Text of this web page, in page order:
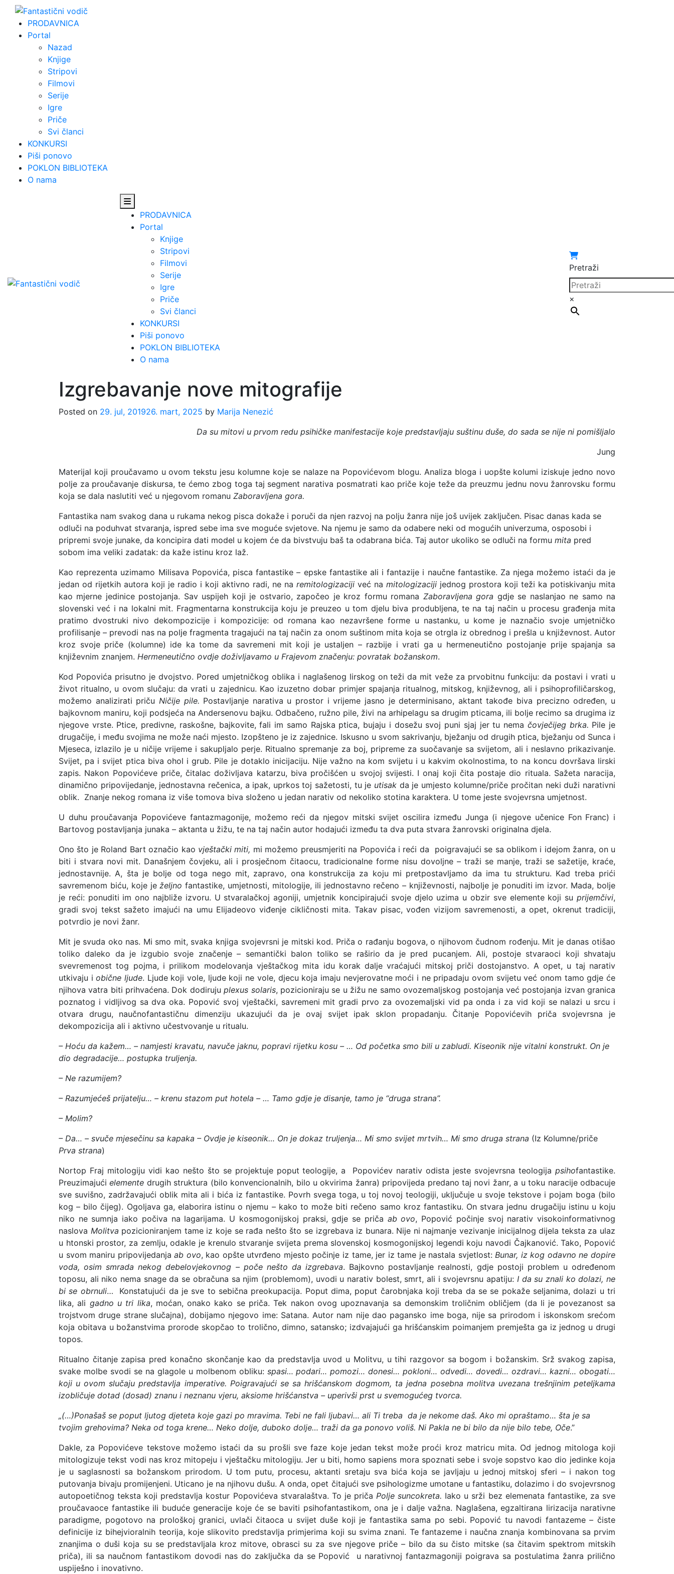
Skip
content
PRODAVNICA
Portal
Nazad
Knjige
Stripovi
Filmovi
Serije
Igre
Priče
Svi članci
KONKURSI
Piši ponovo
POKLON BIBLIOTEKA
O nama
PRODAVNICA
Portal
Knjige
Stripovi
Filmovi
Serije
Igre
Priče
Svi članci
KONKURSI
Piši ponovo
POKLON BIBLIOTEKA
O nama
Pretraži
×
Izgrebavanje nove mitografije
Posted on 29. jul, 201926. mart, 2025 by Marija Nenezić
Da su mitovi u prvom redu psihičke manifestacije koje predstavljaju suštinu duše, do sada se nije ni pomišljalo
Jung
Materijal koji proučavamo u ovom tekstu jesu kolumne koje se nalaze na Popovićevom blogu. Analiza bloga i uopšte kolumi iziskuje jedno novo
polje za proučavanje diskursa, te ćemo zbog toga taj segment narativa posmatrati kao priče koje teže da preuzmu jednu novu žanrovsku formu
koja se dala naslutiti već u njegovom romanu Zaboravljena gora.
Fantastika nam svakog dana u rukama nekog pisca dokaže i poruči da njen razvoj na polju žanra nije još uvijek zaključen. Pisac danas kada se
odluči na poduhvat stvaranja, ispred sebe ima sve moguće svjetove. Na njemu je samo da odabere neki od mogućih univerzuma, osposobi i
pripremi svoje junake, da koncipira dati model u kojem će da bivstvuju baš ta odabrana bića. Taj autor ukoliko se odluči na formu mita pred
sobom ima veliki zadatak: da kaže istinu kroz laž.
Kao reprezenta uzimamo Milisava Popovića, pisca fantastike – epske fantastike ali i fantazije i naučne fantastike. Za njega možemo istaći da je
jedan od rijetkih autora koji je radio i koji aktivno radi, ne na remitologizaciji već na mitologizaciji jednog prostora koji teži ka potiskivanju mita
kao mjerne jedinice postojanja. Sav uspijeh koji je ostvario, započeo je kroz formu romana Zaboravljena gora gdje se naslanjao ne samo na
slovenski već i na lokalni mit. Fragmentarna konstrukcija koju je preuzeo u tom djelu biva produbljena, te na taj način u procesu građenja mita
pratimo dvostruki nivo dekompozicije i kompozicije: od romana kao nezavršene forme u nastanku, u kome je naznačio svoje umjetničko
profilisanje – prevodi nas na polje fragmenta tragajući na taj način za onom suštinom mita koja se otrgla iz obrednog i prešla u književnost. Autor
kroz svoje priče (kolumne) ide ka tome da savremeni mit koji je ustaljen – razbije i vrati ga u hermeneutično postojanje prije spajanja sa
književnim znanjem. Hermeneutično ovdje doživljavamo u Frajevom značenju: povratak božanskom.
Kod Popovića prisutno je dvojstvo. Pored umjetničkog oblika i naglašenog lirskog on teži da mit veže za prvobitnu funkciju: da postavi i vrati u
život ritualno, u ovom slučaju: da vrati u zajednicu. Kao izuzetno dobar primjer spajanja ritualnog, mitskog, književnog, ali i psihoprofiličarskog,
možemo analizirati priču Ničije pile. Postavljanje narativa u prostor i vrijeme jasno je determinisano, aktant takođe biva precizno određen, u
bajkovnom maniru, koji podsjeća na Andersenovu bajku. Odbačeno, ružno pile, živi na arhipelagu sa drugim pticama, ili bolje recimo sa drugima iz
njegove vrste. Ptice, predivne, raskošne, bajkovite, fali im samo Rajska ptica, bujaju i dosežu svoj puni sjaj jer tu nema čovječijeg brka. Pile je
drugačije, i među svojima ne može naći mjesto. Izopšteno je iz zajednice. Iskusno u svom sakrivanju, bježanju od drugih ptica, bježanju od Sunca i
Mjeseca, izlazilo je u ničije vrijeme i sakupljalo perje. Ritualno spremanje za boj, pripreme za suočavanje sa svijetom, ali i neslavno prikazivanje.
Svijet, pa i svijet ptica biva ohol i grub. Pile je dotaklo inicijaciju. Nije važno na kom svijetu i u kakvim okolnostima, to na koncu dovršava lirski
zapis. Nakon Popovićeve priče, čitalac doživljava katarzu, biva pročišćen u svojoj svijesti. I onaj koji čita postaje dio rituala. Sažeta naracija,
dinamično pripovijedanje, jednostavna rečenica, a ipak, uprkos toj sažetosti, tu je utisakda je umjesto kolumne/priče pročitan neki duži narativni
oblik. Znanje nekog romana iz više tomova biva složeno u jedan narativ od nekoliko stotina karaktera. U tome jeste svojevrsna umjetnost.
U duhu proučavanja Popovićeve fantazmagonije, možemo reći da njegov mitski svijet oscilira između Junga (i njegove učenice Fon Franc) i
Bartovog postavljanja junaka – aktanta u žižu, te na taj način autor hodajući između ta dva puta stvara žanrovski originalna djela.
Ono što je Roland Bart označio kao vještački miti, mi možemo preusmjeriti na Popovića i reći da
poigravajući se sa oblikom i idejom žanra, on u
biti i stvara novi mit. Današnjem čovjeku, ali i prosječnom čitaocu, tradicionalne forme nisu dovoljne – traži se manje, traži se sažetije, kraće,
jednostavnije. A, šta je bolje od toga nego mit, zapravo, ona konstrukcija za koju mi pretpostavljamo da ima tu strukturu. Kad treba prići
savremenom biću, koje ježeljno fantastike, umjetnosti, mitologije, ili jednostavno rečeno – književnosti, najbolje je ponuditi im izvor. Mada, bolje
je reći: ponuditi im ono najbliže izvoru. U stvaralačkoj agoniji, umjetnik koncipirajući svoje djelo uzima u obzir sve elemente koji su prijemčivi,
gradi svoj tekst sažeto imajući na umu Elijadeovo viđenje cikličnosti mita. Takav pisac, vođen vizijom savremenosti, a opet, okrenut tradiciji,
potvrdio je novi žanr.
Mit je svuda oko nas. Mi smo mit, svaka knjiga svojevrsni je mitski kod. Priča o rađanju bogova, o njihovom čudnom rođenju. Mit je danas otišao
toliko daleko da je izgubio svoje značenje – semantički balon toliko se raširio da je pred pucanjem. Ali, postoje stvaraoci koji shvataju
svevremenost tog pojma, i prilikom modelovanja vještačkog mita idu korak dalje vraćajući mitskoj priči dostojanstvo. A opet, u taj narativ
utkivaju iobične ljude. Ljude koji vole, ljude koji ne vole, djecu koja imaju nevjerovatne moći i ne pripadaju ovom svijetu već onom tamo gdje će
njihova vatra biti prihvaćena. Dok dodirujuplexus solaris, pozicioniraju se u žižu ne samo ovozemaljskog postojanja već postojanja izvan granica
poznatog i vidljivog sa dva oka. Popović svoj vještački, savremeni mit gradi prvo za ovozemaljski vid pa onda i za vid koji se nalazi u srcu i
otvara drugu, naučnofantastičnu dimenziju ukazujući da je ovaj svijet ipak sklon propadanju. Čitanje Popovićevih priča svojevrsna je
dekompozicija ali i aktivno učestvovanje u ritualu.
– Hoću da kažem… – namjesti kravatu, navuče jaknu, popravi rijetku kosu – … Od početka smo bili u zabludi. Kiseonik nije vitalni konstrukt. On je
dio degradacije… postupka truljenja.
– Ne razumijem?
– Razumjećeš prijatelju… – krenu stazom put hotela – … Tamo gdje je disanje, tamo je “druga strana”.
– Molim?
– Da… – svuče mjesečinu sa kapaka – Ovdje je kiseonik… On je dokaz truljenja… Mi smo svijet mrtvih… Mi smo druga strana (Iz Kolumne/priče
Prva strana)
Nortop Fraj mitologiju vidi kao nešto što se projektuje poput teologije, a Popovićev narativ odista jeste svojevrsna teologija psihofantastike.
Preuzimajućielemente drugih struktura (bilo konvencionalnih, bilo u okvirima žanra) pripovijeda predano taj novi žanr, a u toku naracije odbacuje
sve suvišno, zadržavajući oblik mita ali i bića iz fantastike. Povrh svega toga, u toj novoj teologiji, uključuje u svoje tekstove i pojam boga (bilo
kog – bilo čijeg). Ogoljava ga, elaborira istinu o njemu – kako to može biti rečeno samo kroz fantastiku. On stvara jednu drugačiju istinu u koju
niko ne sumnja iako počiva na lagarijama. U kosmogonijskoj praksi, gdje se priča ab ovo, Popović počinje svoj narativ visokoinformativnog
naslova Molitva pozicioniranjem tame iz koje se rađa nešto što se izgrebava iz bunara. Nije ni najmanje vezivanje inicijalnog dijela teksta za ulaz
u htonski prostor, za zemlju, odakle je krenulo stvaranje svijeta prema slovenskoj kosmogonijskoj legendi koju navodi Čajkanović. Tako, Popović
u svom maniru pripovijedanjaab ovo, kao opšte utvrđeno mjesto počinje iz tame, jer iz tame je nastala svjetlost: Bunar, iz kog odavno ne dopire
voda, osim smrada nekog debelovjekovnog – poče nešto da izgrebava. Bajkovno postavljanje realnosti, gdje postoji problem u određenom
toposu, ali niko nema snage da se obračuna sa njim (problemom), uvodi u narativ bolest, smrt, ali i svojevrsnu apatiju: I da su znali ko dolazi, ne
bi se obrnuli… Konstatujući da je sve to sebična preokupacija. Poput dima, poput čarobnjaka koji treba da se se pokaže seljanima, dolazi u tri
lika, ali gadno u tri lika, moćan, onako kako se priča. Tek nakon ovog upoznavanja sa demonskim troličnim obličjem (da li je povezanost sa
trojstvom druge strane slučajna), dobijamo njegovo ime: Satana. Autor nam nije dao pagansko ime boga, nije sa prirodom i iskonskom srećom
koja obitava u božanstvima prorode skopčao to trolično, dimno, satansko; izdvajajući ga hrišćanskim poimanjem premješta ga iz jednog u drugi
topos.
Ritualno čitanje zapisa pred konačno skončanje kao da predstavlja uvod u Molitvu, u tihi razgovor sa bogom i božanskim. Srž svakog zapisa,
svake molbe svodi se na glagole u molbenom obliku: spasi… podari… pomozi… donesi… pokloni… odvedi… dovedi… ozdravi… kazni… obogati…
koji u ovom slučaju predstavlja imperative. Poigravajući se sa hrišćanskom dogmom, ta jedna posebna molitva uvezana trešnjinim peteljkama
izobličuje dotad (dosad) znanu i neznanu vjeru, aksiome hrišćanstva – uperivši prst u svemogućeg tvorca.
„(…)Ponašaš se poput ljutog djeteta koje gazi po mravima. Tebi ne fali ljubavi… ali Ti treba da je nekome daš. Ako mi opraštamo… šta je sa
tvojim grehovima? Neka od toga krene… Neko dolje, duboko dolje… traži da ga ponovo voliš. Ni Pakla ne bi bilo da nije bilo tebe, Oče.”
Dakle, za Popovićeve tekstove možemo istaći da su prošli sve faze koje jedan tekst može proći kroz matricu mita. Od jednog mitologa koji
mitologizuje tekst vodi nas kroz mitopeju i vještačku mitologiju. Jer u biti, homo sapiens mora spoznati sebe i svoje sopstvo kao dio jedinke koja
je u saglasnosti sa božanskom prirodom. U tom putu, procesu, aktanti sretaju sva bića koja se javljaju u jednoj mitskoj sferi – i nakon tog
putovanja bivaju promijenjeni. Uticano je na njihovu dušu. A onda, opet čitajući sve psihologizme umotane u fantastiku, dolazimo i do svojevrsnog
autopoetičnog teksta koji predstavlja kostur Popovićeva stvaralaštva. To je priča Polje suncokreta. Iako u srži bez elemenata fantastike, za sve
proučavaoce fantastike ili buduće generacije koje će se baviti psihofantastikom, ona je i dalje važna. Naglašena, egzaltirana lirizacija narativne
paradigme, pogotovo na prološkoj granici, uvlači čitaoca u svijet duše koji je fantastika sama po sebi. Popović tu navodi fantazeme – čiste
definicije iz bihejvioralnih teorija, koje slikovito predstavlja primjerima koji su svima znani. Te fantazeme i naučna znanja kombinovana sa prvim
znanjima o duši koja su se predstavljala kroz mitove, obrasci su za sve njegove priče – bilo da su čisto mitske (sa čitavim spektrom mitskih
priča), ili sa naučnom fantastikom dovodi nas do zaključka da se Popović u narativnoj fantazmagoniji poigrava sa postulatima žanra prilično
uspiješno i inovativno.